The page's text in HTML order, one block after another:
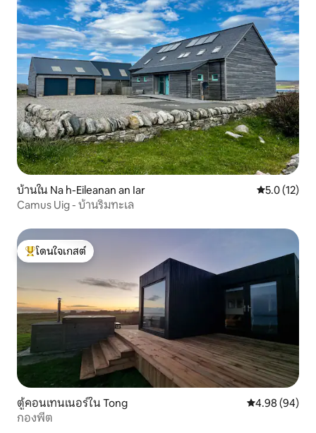
บ้านใน Na h-Eileanan an Iar คะแนนเฉลี่ย
5.0 (12)
Camus Uig - บ้านริมทะเล
โดนใจเกสต์ที่สุด
โดนใจเกสต์
ตู้คอนเทนเนอร์ใน Tong คะแนนเฉลี่ย
4.98 (94)
กองพีต